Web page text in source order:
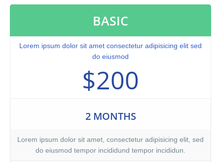
BASIC
Lorem ipsum dolor sit amet consectetur adipisicing elit sed
do eiusmod
$200
2 MONTHS
Lorem ipsum dolor sit amet, consectetur adipisicing elit, sed
do eiusmod tempor incididund tempor incididun.